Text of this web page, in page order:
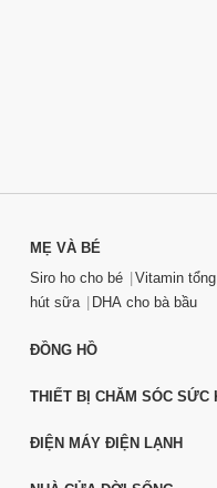
MẸ VÀ BÉ
Siro ho cho bé
Vitamin
hút sữa
DHA cho bà bầu
ĐỒNG HỒ
THIẾT BỊ CHĂM SÓC SỨC
ĐIỆN MÁY ĐIỆN LẠNH